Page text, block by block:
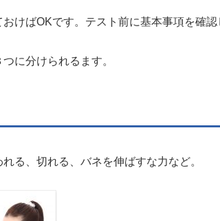
けばOKです。テスト前に基本事項を確認
に分けられるます。
る、切れる、バネを伸ばすな力など。